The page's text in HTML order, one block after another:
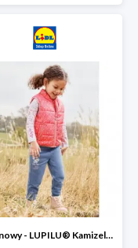
Hit cenowy - LUPILU® Kamizelka pikowana dziewczęca